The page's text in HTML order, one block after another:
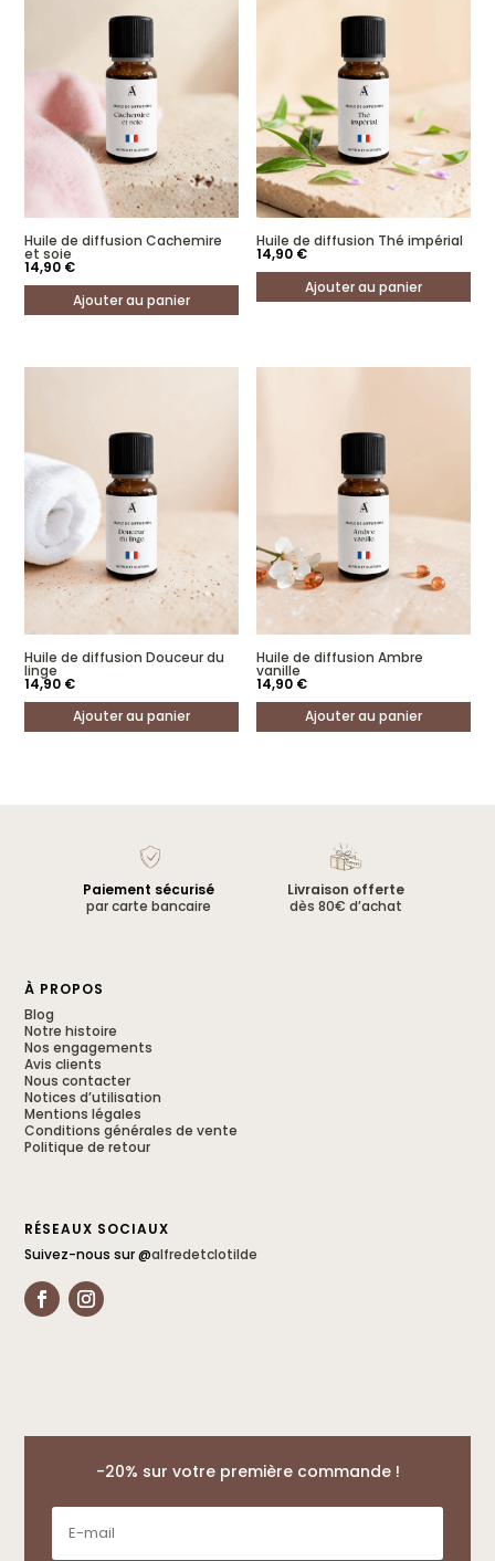
huile de diffusion the imperial
Produit d’exception ! Fragrance d’une très grande délicatesse !
Tue Jan 14 2025 00:00:00 GMT+0000 (Coordinated Universal Time)
Huile de diffusion Cachemire
et soie
14,90 €
Ajouter au panier
Huile de diffusion Thé impérial
14,90 €
Ajouter au panier
Huile de diffusion Douceur du
linge
14,90 €
Ajouter au panier
Huile de diffusion Ambre
vanille
14,90 €
Ajouter au panier
Paiement sécurisé
par carte bancaire
Livraison offerte
dès 80€ d’achat
À PROPOS
Blog
Notre histoire
Nos engagements
Avis clients
Nous contacter
Notices d’utilisation
Mentions légales
Conditions générales de vente
Politique de retour
RÉSEAUX SOCIAUX
Suivez-nous sur @alfredetclotilde
-20% sur votre première commande !